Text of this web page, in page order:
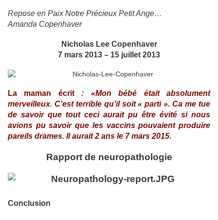
Repose en Paix Notre Précieux Petit Ange…
Amanda Copenhaver
Nicholas Lee Copenhaver
7 mars 2013 – 15 juillet 2013
La maman écrit: «Mon bébé était absolument
merveilleux. C’est terrible qu’il soit « parti ». Ca me tue
de savoir que tout ceci aurait pu être évité si nous
avions pu savoir que les vaccins pouvaient produire
pareils drames. Il aurait 2 ans le 7 mars 2015.
Rapport de neuropathologie
Conclusion